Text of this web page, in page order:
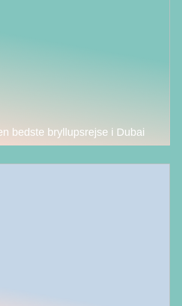
bedste bryllupsrejse i Dubai